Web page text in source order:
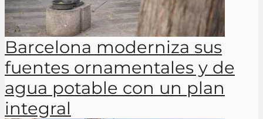
Barcelona moderniza sus
fuentes ornamentales y de
agua potable con un plan
integral